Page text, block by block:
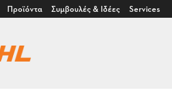
Προϊόντα Συμβουλές & Ιδέες Services